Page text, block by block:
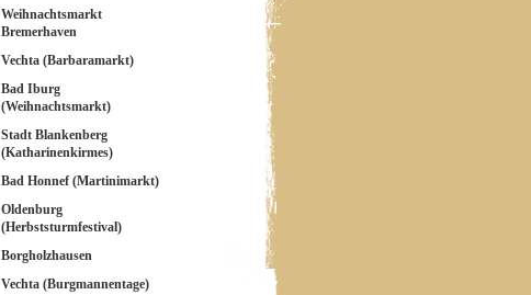
Weihnachtsmarkt
Bremerhaven
Vechta (Barbaramarkt)
Bad Iburg
(Weihnachtsmarkt)
Stadt Blankenberg
(Katharinenkirmes)
Bad Honnef (Martinimarkt)
Oldenburg
(Herbststurmfestival)
Borgholzhausen
Vechta (Burgmannentage)